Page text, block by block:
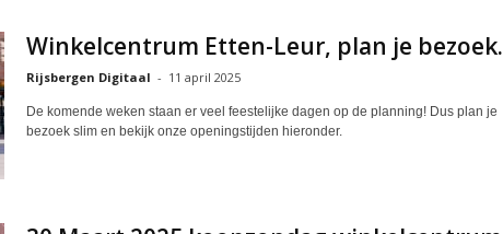
Winkelcentrum Etten-Leur, plan je bezoek.
Rijsbergen Digitaal - 11 april 2025
De komende weken staan er veel feestelijke dagen op de planning! Dus plan je
bezoek slim en bekijk onze openingstijden hieronder.